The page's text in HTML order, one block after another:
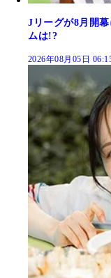
Jリーグが8月開
ムは!?
2026年08月05日